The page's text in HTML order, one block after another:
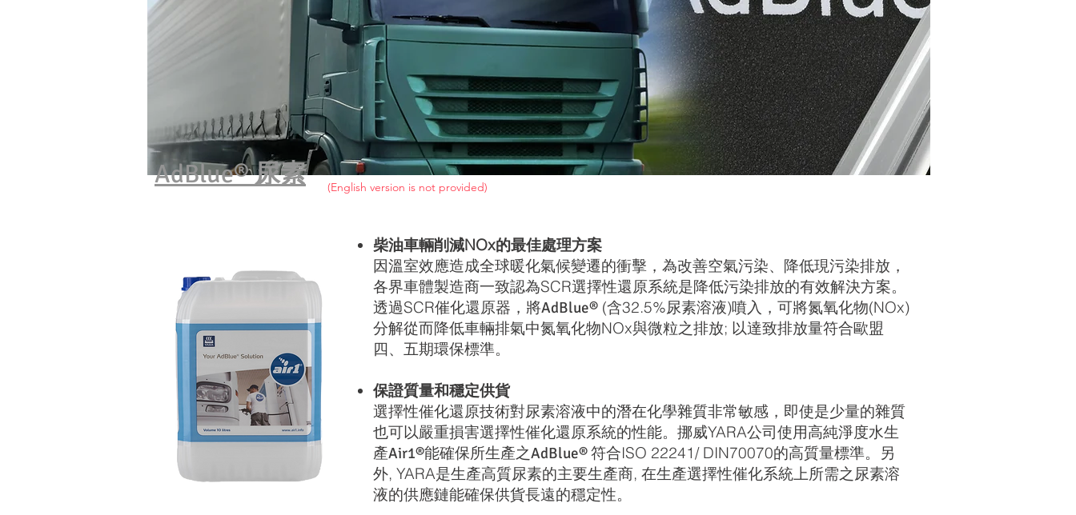
AdBlue®尿素 (English version is not provided)
柴油車輛削減NOx的最佳處理方案
因溫室效應造成全球暖化氣候變遷的衝擊，為改善空氣污染、降低現污染排放，
各界車體製造商一致認為SCR選擇性還原系統是降低污染排放的有效解決方案。
透過SCR催化還原器，將AdBlue® (含32.5%尿素溶液)噴入，可將氮氧化物(NOx)
分解從而降低車輛排氣中氮氧化物NOx與微粒之排放; 以達致排放量符合歐盟
四、五期環保標準。
保證質量和穩定供貨
選擇性催化還原技術對尿素溶液中的潛在化學雜質非常敏感，即使是少量的雜質
也可以嚴重損害選擇性催化還原系統的性能。挪威YARA公司使用高純淨度水生
產Air1®能確保所生產之AdBlue®符合ISO 22241/ DIN70070的高質量標準。另
外, YARA是生產高質尿素的主要生產商, 在生產選擇性催化系統上所需之尿素溶
液的供應鏈能確保供貨長遠的穩定性。